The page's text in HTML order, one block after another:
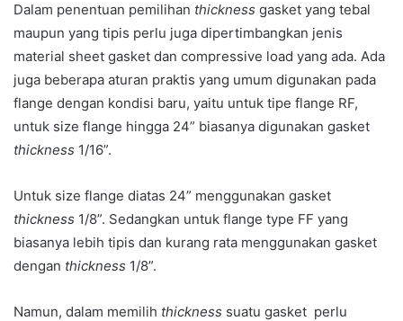
Dalam penentuan pemilihan thickness gasket yang tebal
maupun yang tipis perlu juga dipertimbangkan jenis
material sheet gasket dan compressive load yang ada. Ada
juga beberapa aturan praktis yang umum digunakan pada
flange dengan kondisi baru, yaitu untuk tipe flange RF,
untuk size flange hingga 24” biasanya digunakan gasket
thickness 1/16”.
Untuk size flange diatas 24” menggunakan gasket
thickness 1/8”. Sedangkan untuk flange type FF yang
biasanya lebih tipis dan kurang rata menggunakan gasket
dengan thickness 1/8”.
Namun, dalam memilih thickness suatu gasket perlu